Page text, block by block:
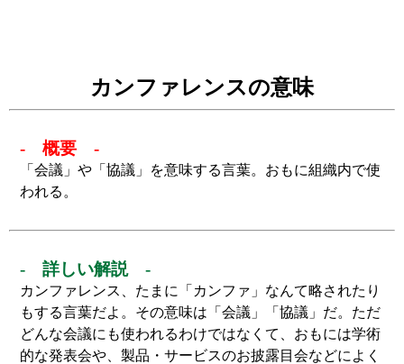
カンファレンスの意味
- 概要 -
「会議」や「協議」を意味する言葉。おもに組織内で使
われる。
- 詳しい解説 -
カンファレンス、たまに「カンファ」なんて略されたり
もする言葉だよ。その意味は「会議」「協議」だ。ただ
どんな会議にも使われるわけではなくて、おもには学術
的な発表会や、製品・サービスのお披露目会などによく